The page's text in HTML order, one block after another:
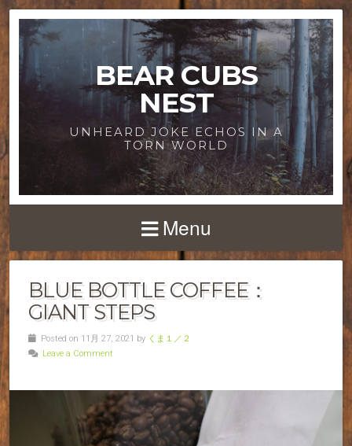
BEAR CUBS
NEST
UNHEARD JOKE ECHOS IN A
TORN WORLD
Menu
BLUE BOTTLE COFFEE：
GIANT STEPS
Posted on 11月 27, 2021 by くま１／２
Leave a Comment